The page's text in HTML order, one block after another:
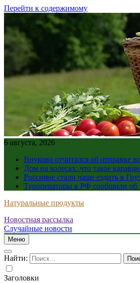
Перейти к содержимому
6 августа, 2026
Внуково отчитался об отправке
Дом на колесах: что такое
Россияне стали чаще ездить в
Туроператоры в РФ сообщили об
Натуральные продукты
Новостная рассылка
Случайные новости
Меню
Найти:
Заголовки